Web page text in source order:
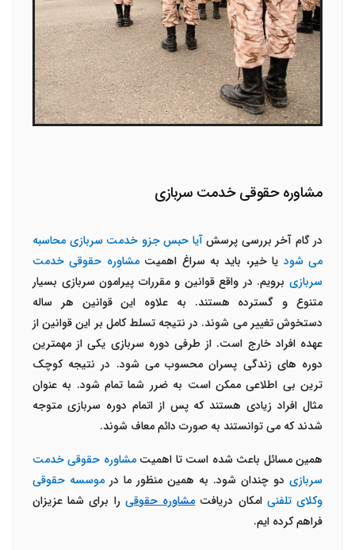
مشاوره حقوقی خدمت سربازی
در گام آخر بررسی پرسشآیا حبس جزو خدمت سربازی محاسبه
می شود یا خیر، باید به سراغ اهمیتمشاوره حقوقی خدمت
سربازی برویم. در واقع قوانین و مقررات پیرامون سربازی بسیار
متنوع و گسترده هستند. به علاوه این قوانین هر ساله
دستخوش تغییر می شوند. در نتیجه تسلط کامل بر این قوانین از
عهده افراد خارج است. از طرفی دوره سربازی یکی از مهمترین
دوره های زندگی پسران محسوب می شود. در نتیجه کوچک
ترین بی اطلاعی ممکن است به ضرر شما تمام شود. به عنوان
مثال افراد زیادی هستند که پس از اتمام دوره سربازی متوجه
شدند که می توانستند به صورت دائم معاف شوند.
همین مسائل باعث شده است تا اهمیتمشاوره حقوقی خدمت
سربازی دو چندان شود. به همین منظور ما در موسسه حقوقی
وکلای تلفنی امکان دریافتمشاوره حقوقی را برای شما عزیزان
فراهم کرده ایم.